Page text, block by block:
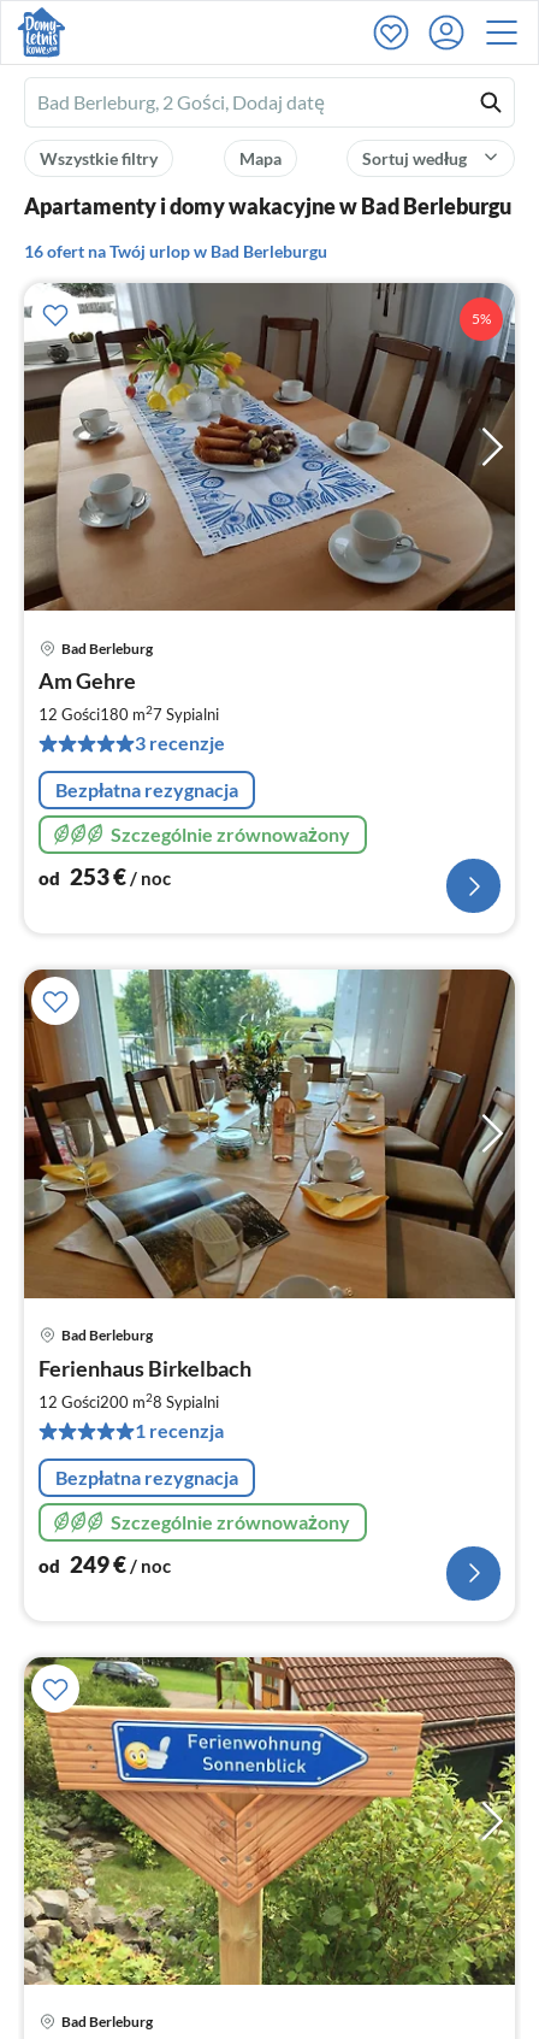
Ferienhausmiete
logo
Sortuj według
Mapa
Wszystkie filtry
Apartamenty i domy wakacyjne w Bad Berleburgu
16 ofert na Twój urlop w Bad Berleburgu
5%
Bad Berleburg
Am Gehre
12 Gości180 m27 Sypialni
3 recenzje
Bezpłatna rezygnacja
Szczególnie zrównoważony
od 253€/ noc
Bad Berleburg
Ferienhaus Birkelbach
12 Gości200 m28 Sypialni
1 recenzja
Bezpłatna rezygnacja
Szczególnie zrównoważony
od 249€/ noc
Bad Berleburg